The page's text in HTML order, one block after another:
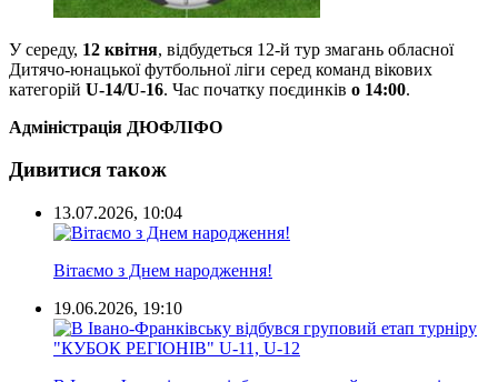
У середу, 12 квітня, відбудеться 12-й тур змагань обласної
Дитячо-юнацької футбольної ліги серед команд вікових
категорій U-14/U-16. Час початку поєдинків о 14:00.
Адміністрація ДЮФЛІФО
Дивитися також
13.07.2026, 10:04
Вітаємо з Днем народження!
19.06.2026, 19:10